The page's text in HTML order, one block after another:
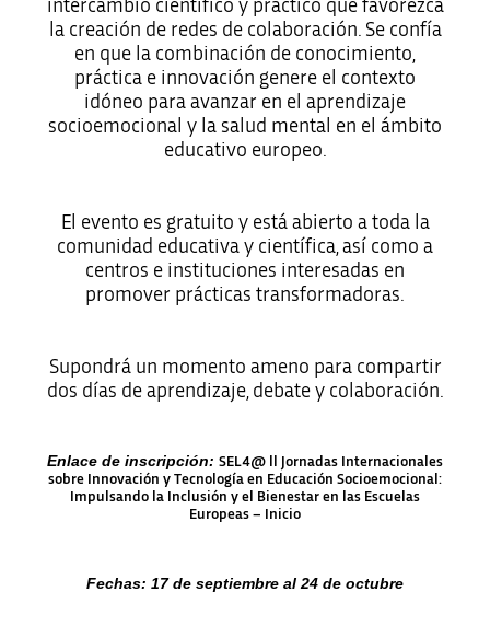
intercambio científico y práctico que favorezca
la creación de redes de colaboración. Se confía
en que la combinación de conocimiento,
práctica e innovación genere el contexto
idóneo para avanzar en el aprendizaje
socioemocional y la salud mental en el ámbito
educativo europeo.
El evento es gratuito y está abierto a toda la
comunidad educativa y científica, así como a
centros e instituciones interesadas en
promover prácticas transformadoras.
Supondrá un momento ameno para compartir
dos días de aprendizaje, debate y colaboración.
Enlace de inscripción: SEL4@ ll Jornadas Internacionales
sobre Innovación y Tecnología en Educación Socioemocional:
Impulsando la Inclusión y el Bienestar en las Escuelas
Europeas – Inicio
Fechas: 17 de septiembre al 24 de octubre